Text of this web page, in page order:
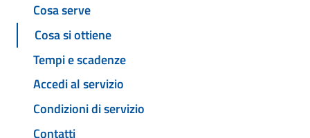
Cosa serve
Cosa si ottiene
Tempi e scadenze
Accedi al servizio
Condizioni di servizio
Contatti